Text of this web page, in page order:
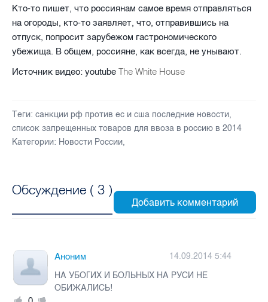
Кто-то пишет, что россиянам самое время отправляться
на огороды, кто-то заявляет, что, отправившись на
отпуск, попросит зарубежом гастрономического
убежища. В общем, россияне, как всегда, не унывают.
Источник видео: youtube The White House
Теги: санкции рф против ес и сша последние новости,
список запрещенных товаров для ввоза в россию в 2014
Категории: Новости России,
Обсуждение ( 3 )
Аноним
14.09.2014 5:44
НА УБОГИХ И БОЛЬНЫХ НА РУСИ НЕ
ОБИЖАЛИСЬ!